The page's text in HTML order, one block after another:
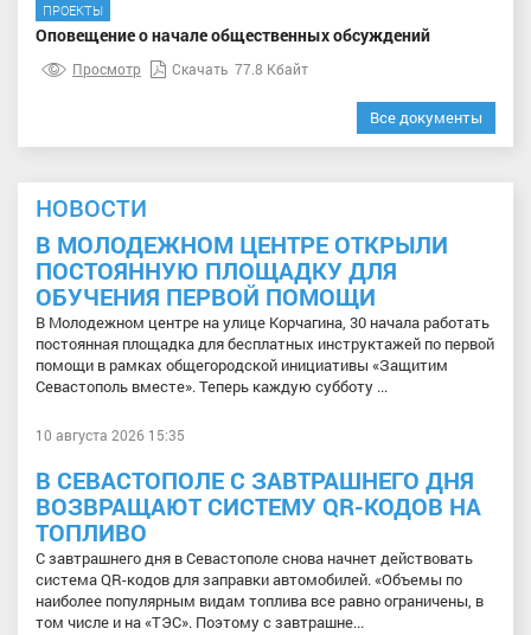
ПРОЕКТЫ
Оповещение о начале общественных обсуждений
Просмотр Скачать 77.8 Кбайт
Все документы
НОВОСТИ
В МОЛОДЕЖНОМ ЦЕНТРЕ ОТКРЫЛИ
ПОСТОЯННУЮ ПЛОЩАДКУ ДЛЯ
ОБУЧЕНИЯ ПЕРВОЙ ПОМОЩИ
В Молодежном центре на улице Корчагина, 30 начала работать
постоянная площадка для бесплатных инструктажей по первой
помощи в рамках общегородской инициативы «Защитим
Севастополь вместе». Теперь каждую субботу ...
10 августа 2026 15:35
В СЕВАСТОПОЛЕ С ЗАВТРАШНЕГО ДНЯ
ВОЗВРАЩАЮТ СИСТЕМУ QR-КОДОВ НА
ТОПЛИВО
С завтрашнего дня в Севастополе снова начнет действовать
система QR-кодов для заправки автомобилей. «Объемы по
наиболее популярным видам топлива все равно ограничены, в
том числе и на «ТЭС». Поэтому с завтрашне...